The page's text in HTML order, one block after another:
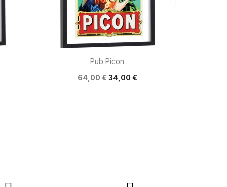
Aperçu rapide
Pub Picon
64,00 €34,00 €